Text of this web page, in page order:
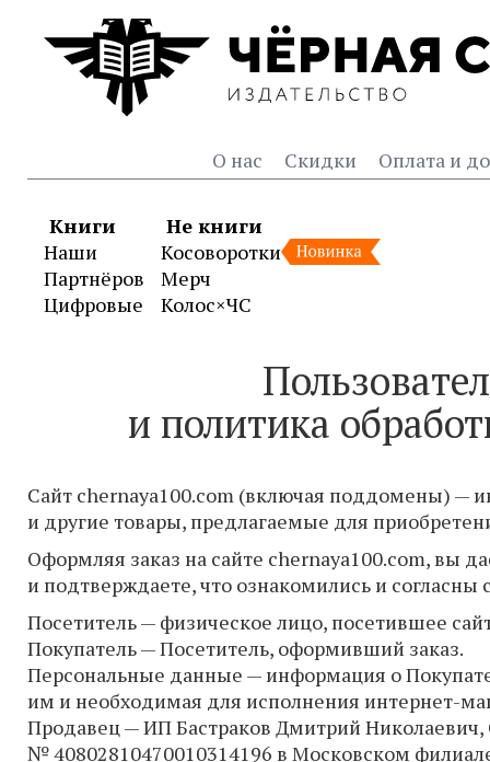
О нас Скидки Оплата и
Книги
Наши
Партнёров
Цифровые
Не книги
Косоворотки
Мерч
Колос×ЧС
и политика
Сайт chernaya100.com (включая поддомены) —
и другие товары, предлагаемые для
Оформляя заказ на сайте chernaya100.com, вы
и подтверждаете, что ознакомились и
Посетитель — физическое лицо, посетившее
Покупатель — Посетитель, оформивший заказ.
Персональные данные — информация о
им и необходимая для исполнения интернет-
Продавец — ИП Бастраков Дмитрий
№ 40802810470010314196 в Московском